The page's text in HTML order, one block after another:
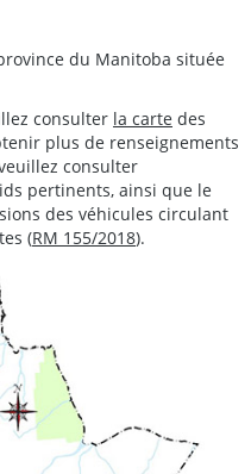
du Manitoba située
consulter la carte des
plus de renseignements
consulter
pertinents, ainsi que le
des véhicules circulant
(RM 155/2018).